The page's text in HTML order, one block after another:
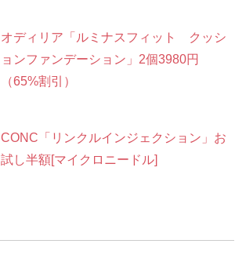
オディリア「ルミナスフィット クッシ
ョンファンデーション」2個3980円
（65%割引）
CONC「リンクルインジェクション」お
試し半額[マイクロニードル]